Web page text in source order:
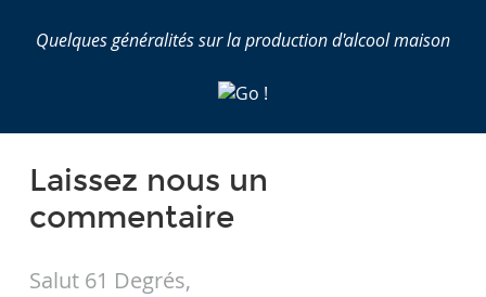
Quelques généralités sur la production d'alcool maison
Laissez nous un
commentaire
Salut 61 Degrés,